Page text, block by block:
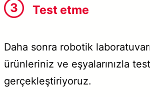
3 Test etme
Daha sonra robotik
ürünleriniz ve eşyalarınızla
gerçekleştiriyoruz.